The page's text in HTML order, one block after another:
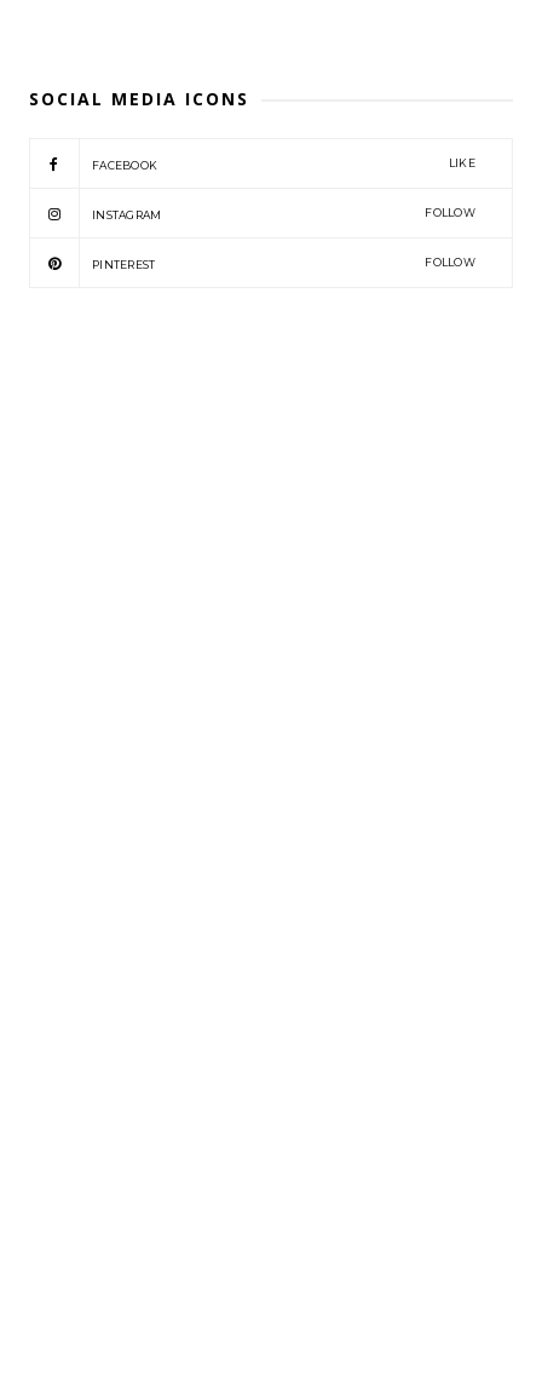
SOCIAL MEDIA ICONS
FACEBOOK LIKE
INSTAGRAM FOLLOW
PINTEREST FOLLOW